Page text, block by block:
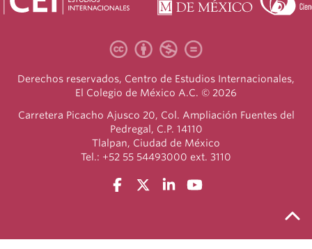
Derechos reservados, Centro de Estudios Internacionales,
El Colegio de México A.C. © 2026
Carretera Picacho Ajusco 20, Col. Ampliación Fuentes del
Pedregal, C.P. 14110
Tlalpan, Ciudad de México
Tel.: +52 55 54493000 ext. 3110